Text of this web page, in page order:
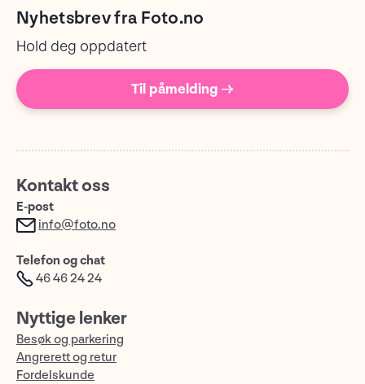
Nyhetsbrev fra Foto.no
Hold deg oppdatert
Til påmelding →
Kontakt oss
E-post
info@foto.no
Telefon og chat
46 46 24 24
Nyttige lenker
Besøk og parkering
Angrerett og retur
Fordelskunde